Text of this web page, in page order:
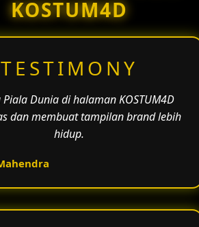
KOSTUM4D
TESTIMONY
Dunia di halaman KOSTUM4D
dan membuat tampilan brand lebih
hidup.